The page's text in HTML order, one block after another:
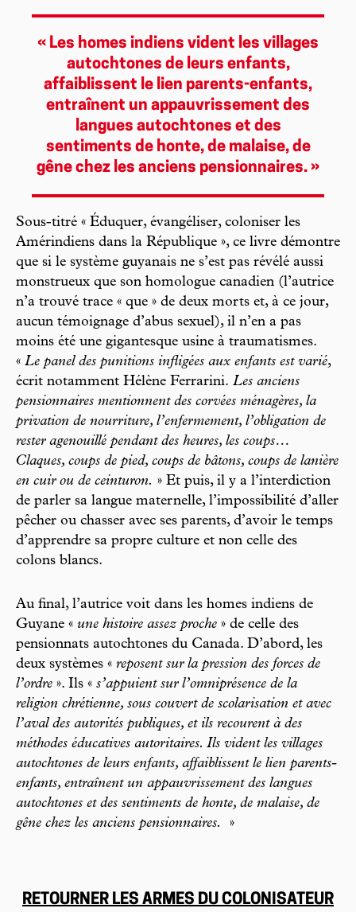
« Les homes indiens vident les villages
autochtones de leurs enfants,
affaiblissent le lien parents-enfants,
entraînent un appauvrissement des
langues autochtones et des
sentiments de honte, de malaise, de
gêne chez les anciens pensionnaires. »
Sous-titré « Éduquer, évangéliser, coloniser les
Amérindiens dans la République », ce livre démontre
que si le système guyanais ne s’est pas révélé aussi
monstrueux que son homologue canadien (l’autrice
n’a trouvé trace « que » de deux morts et, à ce jour,
aucun témoignage d’abus sexuel), il n’en a pas
moins été une gigantesque usine à traumatismes.
« Le panel des punitions infligées aux enfants est varié,
écrit notamment Hélène Ferrarini. Les anciens
pensionnaires mentionnent des corvées ménagères, la
privation de nourriture, l’enfermement, l’obligation de
rester agenouillé pendant des heures, les coups…
Claques, coups de pied, coups de bâtons, coups de lanière
en cuir ou de ceinturon. » Et puis, il y a l’interdiction
de parler sa langue maternelle, l’impossibilité d’aller
pêcher ou chasser avec ses parents, d’avoir le temps
d’apprendre sa propre culture et non celle des
colons blancs.
Au final, l’autrice voit dans les homes indiens de
Guyane « une histoire assez proche » de celle des
pensionnats autochtones du Canada. D’abord, les
deux systèmes « reposent sur la pression des forces de
l’ordre ». Ils « s’appuient sur l’omniprésence de la
religion chrétienne, sous couvert de scolarisation et avec
l’aval des autorités publiques, et ils recourent à des
méthodes éducatives autoritaires. Ils vident les villages
autochtones de leurs enfants, affaiblissent le lien parents-
enfants, entraînent un appauvrissement des langues
autochtones et des sentiments de honte, de malaise, de
gêne chez les anciens pensionnaires.
»
RETOURNER LES ARMES DU COLONISATEUR